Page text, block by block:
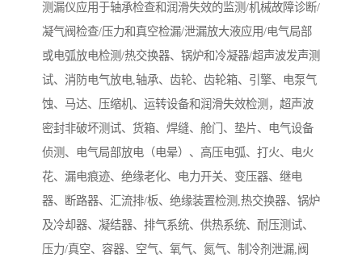
测漏仪应用于轴承检查和润滑失效的监测/机械故障诊断/
凝气阀检查/压力和真空检漏/泄漏放大液应用/电气局部
或电弧放电检测/热交换器、锅炉和冷凝器/超声波发声测
试、消防电气放电,轴承、齿轮、齿轮箱、引擎、电泵气
蚀、马达、压缩机、运转设备和润滑失效检测，超声波
密封非破坏测试、货箱、焊缝、舱门、垫片、电气设备
侦测、电气局部放电（电晕）、高压电弧、打火、电火
花、漏电痕迹、绝缘老化、电力开关、变压器、继电
器、断路器、汇流排/板、绝缘装置检测,热交换器、锅炉
及冷却器、凝结器、排气系统、供热系统、耐压测试、
压力/真空、容器、空气、氧气、氮气、制冷剂泄漏,阀